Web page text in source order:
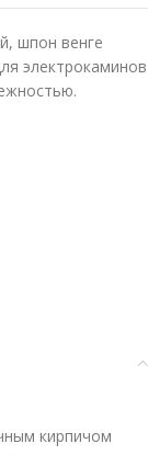
шпон венге
электрокаминов
кирпичом